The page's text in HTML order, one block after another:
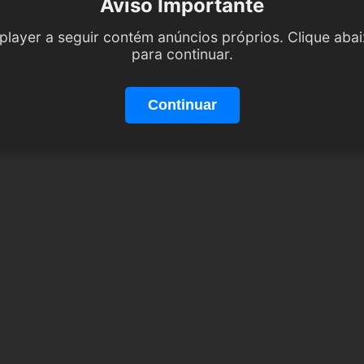
Aviso Importante
a seguir contém anúncios próprios. Clique
para continuar.
Continuar